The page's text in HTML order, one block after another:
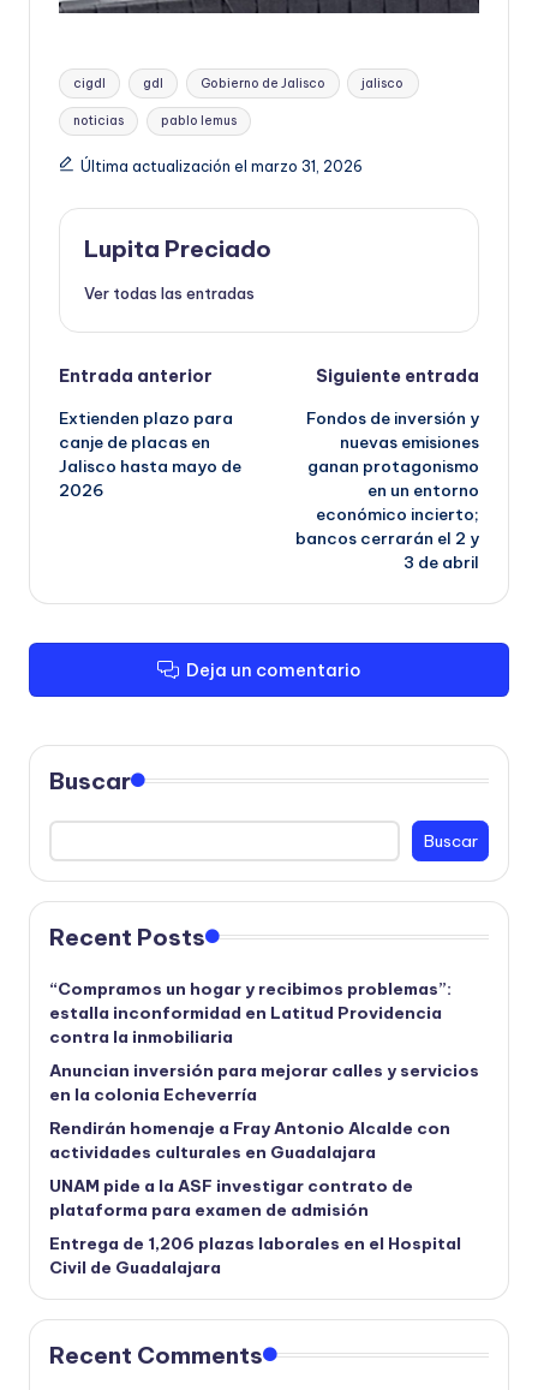
Etiquetas:
cigdl gdl Gobierno de Jalisco jalisco
noticias pablo lemus
Última actualización el marzo 31, 2026
Lupita Preciado
Ver todas las entradas
Navegación
de
entradas
Entrada anterior
Extienden plazo para
canje de placas en
Jalisco hasta mayo de
2026
Siguiente entrada
Fondos de inversión y
nuevas emisiones
ganan protagonismo
en un entorno
económico incierto;
bancos cerrarán el 2 y
3 de abril
Deja un comentario
Buscar
Buscar
Recent Posts
“Compramos un hogar y recibimos problemas”:
estalla inconformidad en Latitud Providencia
contra la inmobiliaria
Anuncian inversión para mejorar calles y servicios
en la colonia Echeverría
Rendirán homenaje a Fray Antonio Alcalde con
actividades culturales en Guadalajara
UNAM pide a la ASF investigar contrato de
plataforma para examen de admisión
Entrega de 1,206 plazas laborales en el Hospital
Civil de Guadalajara
Recent Comments